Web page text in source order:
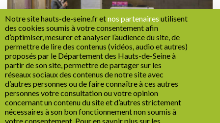
Le Club Curious Lab'
Lire la suite
Recrutement Marchés publics Mentions légales
Notre site hauts-de-seine.fr etnos partenaires utilisent
des cookies soumis à votre consentement afin
d’optimiser, mesurer et analyser l’audience du site, de
permettre de lire des contenus (vidéos, audio et autres)
proposés par le Département des Hauts-de-Seine à
partir de son site, permettre de partager sur les
réseaux sociaux des contenus de notre site avec
d’autres personnes ou de faire connaître à ces autres
personnes votre consultation ou votre opinion
concernant un contenu du site et d’autres strictement
nécessaires à son bon fonctionnement non soumis à
votre consentement. Pour en savoir plus sur les